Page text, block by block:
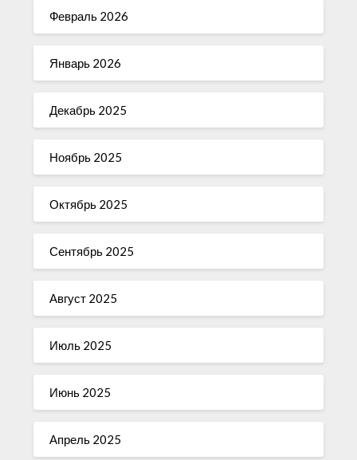
Февраль 2026
Январь 2026
Декабрь 2025
Ноябрь 2025
Октябрь 2025
Сентябрь 2025
Август 2025
Июль 2025
Июнь 2025
Апрель 2025